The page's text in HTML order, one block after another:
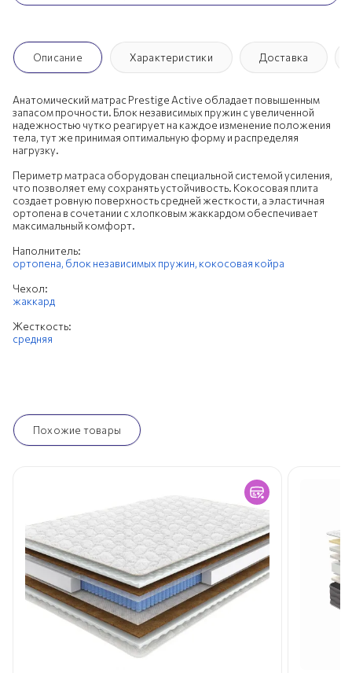
Описание Характеристики Доставка
Анатомический матрас Prestige Active обладает повышенным
запасом прочности. Блок независимых пружин с увеличенной
надежностью чутко реагирует на каждое изменение положения
тела, тут же принимая оптимальную форму и распределяя
нагрузку.
Периметр матраса оборудован специальной системой усиления,
что позволяет ему сохранять устойчивость. Кокосовая плита
создает ровную поверхность средней жесткости, а эластичная
ортопена в сочетании с хлопковым жаккардом обеспечивает
максимальный комфорт.
Наполнитель:
ортопена, блок независимых пружин, кокосовая койра
Чехол:
жаккард
Жесткость:
средняя
Похожие товары